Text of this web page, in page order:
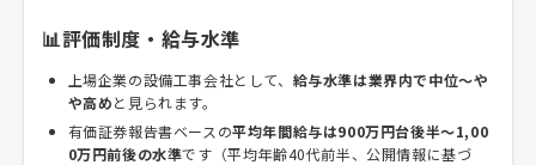
📊評価制度・給与水準
上場企業の設備工事会社として、 給与水準は業界内で中位～や
や高めと見られます。
有価証券報告書ベースの平均年間給与は900万円台後半～1,00
0万円前後の水準です（平均年齢40代前半、公開情報に基づ